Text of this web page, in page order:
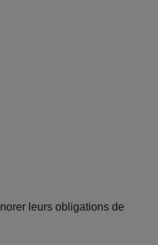
leurs obligations de